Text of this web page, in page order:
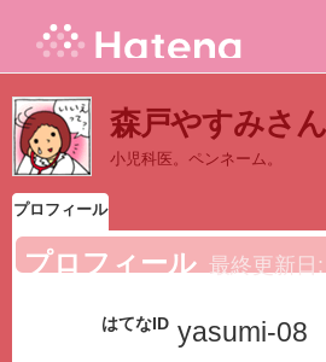
森戸やすみさ
小児科医。ペンネーム。
プロフィール
プロフィール 最終更新日:
はてなID yasumi-08